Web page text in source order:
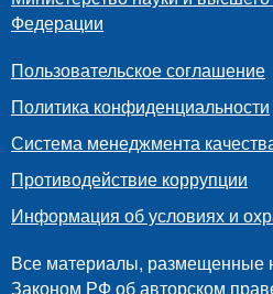
Федерации
Пользовательское соглашение
Политика конфиденциальности
Система менеджмента
Противодействие коррупции
Информация об условиях и
Все материалы, размещенные
Законом РФ об авторском